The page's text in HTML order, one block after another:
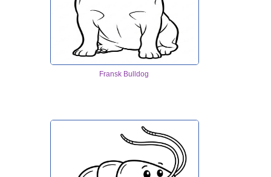
Fransk Bulldog